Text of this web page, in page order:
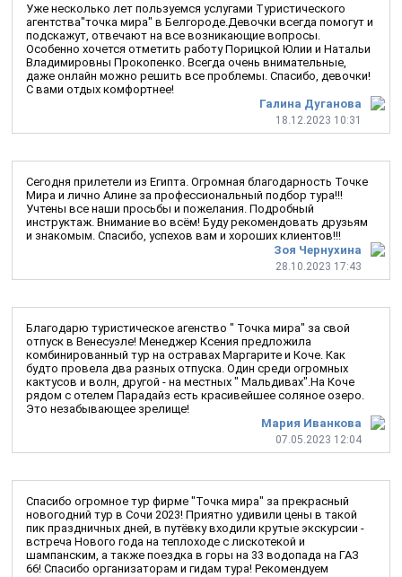
Галина Дуганова
18.12.2023 10:31
Уже несколько лет пользуемся услугами Туристического
агентства"точка мира" в Белгороде.Девочки всегда помогут и
подскажут, отвечают на все возникающие вопросы.
Особенно хочется отметить работу Порицкой Юлии и Натальи
Владимировны Прокопенко. Всегда очень внимательные,
даже онлайн можно решить все проблемы. Спасибо, девочки!
С вами отдых комфортнее!
Зоя Чернухина
28.10.2023 17:43
Сегодня прилетели из Египта. Огромная благодарность Точке
Мира и лично Алине за профессиональный подбор тура!!!
Учтены все наши просьбы и пожелания. Подробный
инструктаж. Внимание во всём! Буду рекомендовать друзьям
и знакомым. Спасибо, успехов вам и хороших клиентов!!!
Мария Иванкова
07.05.2023 12:04
Благодарю туристическое агенство " Точка мира" за свой
отпуск в Венесуэле! Менеджер Ксения предложила
комбинированный тур на остравах Маргарите и Коче. Как
будто провела два разных отпуска. Один среди огромных
кактусов и волн, другой - на местных " Мальдивах".На Коче
рядом с отелем Парадайз есть красивейшее соляное озеро.
Это незабывающее зрелище!
Спасибо огромное тур фирме "Точка мира" за прекрасный
новогодний тур в Сочи 2023! Приятно удивили цены в такой
пик праздничных дней, в путёвку входили крутые экскурсии -
встреча Нового года на теплоходе с лискотекой и
шампанским, а также поездка в горы на 33 водопада на ГАЗ
66! Спасибо организаторам и гидам тура! Рекомендуем